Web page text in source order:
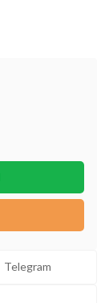
Telegram